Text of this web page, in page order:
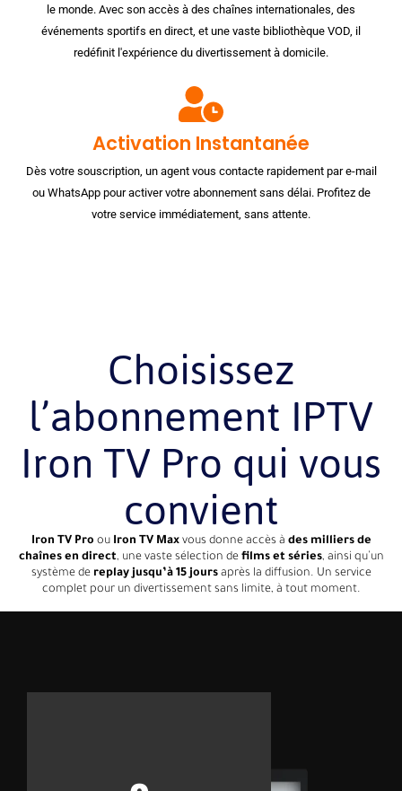
le monde. Avec son accès à des chaînes internationales, des
événements sportifs en direct, et une vaste bibliothèque VOD, il
redéfinit l'expérience du divertissement à domicile.
Activation Instantanée
Dès votre souscription, un agent vous contacte rapidement par e-mail
ou WhatsApp pour activer votre abonnement sans délai. Profitez de
votre service immédiatement, sans attente.
Choisissez
l’abonnement IPTV
Iron TV Pro qui vous
convient
Iron TV Pro ou Iron TV Maxvous donne accès à des milliers de
chaînes en direct, une vaste sélection de films et séries, ainsi qu’un
système de replay jusqu’à 15 joursaprès la diffusion. Un service
complet pour un divertissement sans limite, à tout moment.